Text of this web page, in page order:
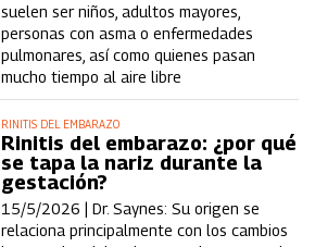
suelen ser niños, adultos mayores,
personas con asma o enfermedades
pulmonares, así como quienes pasan
mucho tiempo al aire libre
RINITIS DEL EMBARAZO
Rinitis del embarazo: ¿por qué
se tapa la nariz durante la
gestación?
15/5/2026 |Dr. Saynes: Su origen se
relaciona principalmente con los cambios